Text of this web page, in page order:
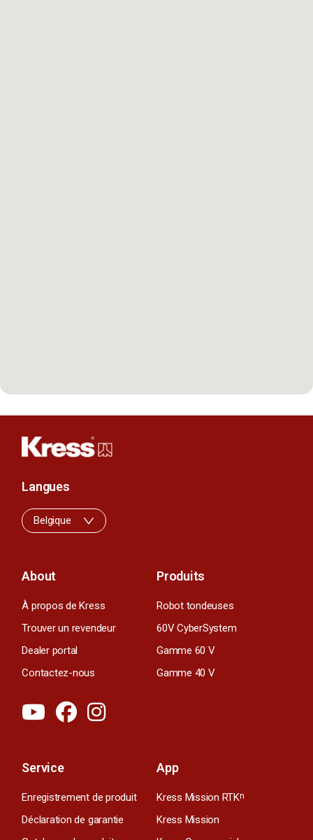
About
À propos de Kress
Trouver un revendeur
Dealer portal
Contactez-nous
Produits
Robot tondeuses
60V CyberSystem
Gamme 60 V
Gamme 40 V
Service
Enregistrement de produit
Déclaration de garantie
App
Kress Mission RTKn
Kress Mission
Langues
Belgique